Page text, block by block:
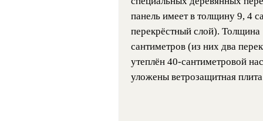
панель имеет в толщину 9, 4
перекрёстный слой).
сантиметров (из них два
утеплён 40-сантиметровой
уложены ветрозащитная